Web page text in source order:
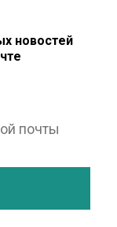
новостей